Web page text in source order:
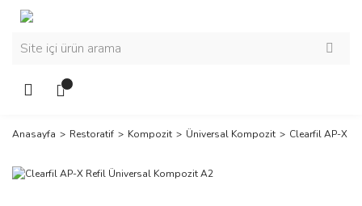
Anasayfa Restoratif Kompozit Üniversal Kompozit Clearfil AP-X